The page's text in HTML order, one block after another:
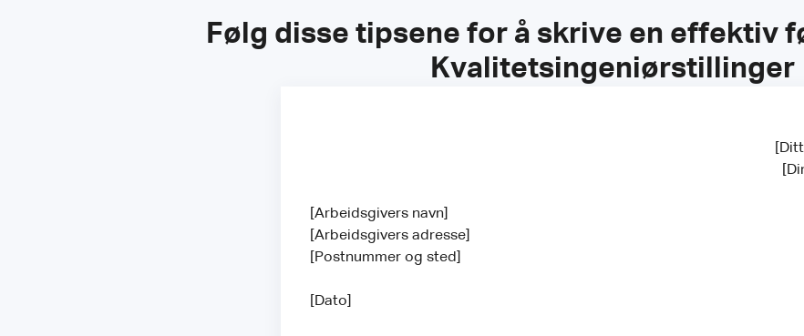
Følg disse tipsene for å skrive en effektiv
Kvalitetsingeniørstillinger
[Arbeidsgivers navn]
[Arbeidsgivers adresse]
[Postnummer og sted]
[Dato]